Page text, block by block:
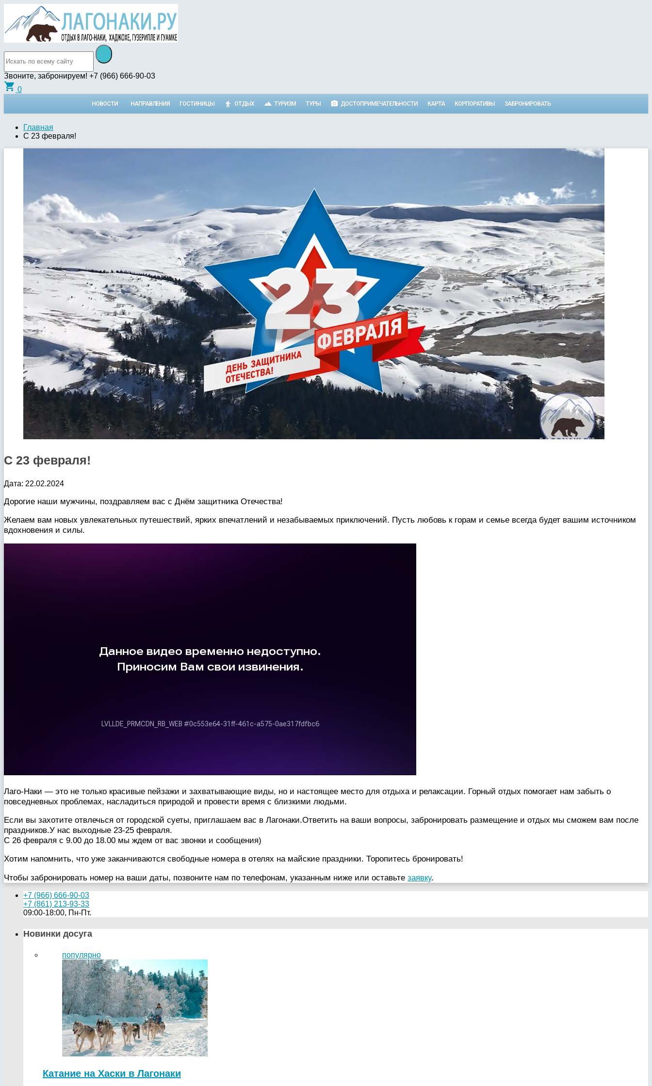
Звоните, забронируем! +7 (966) 666-90-03
shopping_cart 0
НОВОСТИ НАПРАВЛЕНИЯ ГОСТИНИЦЫ ОТДЫХ ТУРИЗМ ТУРЫ ДОСТОПРИМЕЧАТЕЛЬНОСТИ КАРТА КОРПОРАТИВЫ ЗАБРОНИРОВАТЬ
Главная
С 23 февраля!
С 23 февраля!
Дата: 22.02.2024
Дорогие наши мужчины, поздравляем вас с Днём защитника Отечества!
Желаем вам новых увлекательных путешествий, ярких впечатлений и незабываемых приключений. Пусть любовь к горам и семье всегда будет вашим источником
вдохновения и силы.
Лаго-Наки — это не только красивые пейзажи и захватывающие виды, но и настоящее место для отдыха и релаксации. Горный отдых помогает нам забыть о
повседневных проблемах, насладиться природой и провести время с близкими людьми.
Если вы захотите отвлечься от городской суеты, приглашаем вас в Лагонаки.Ответить на ваши вопросы, забронировать размещение и отдых мы сможем вам после
праздников.У нас выходные 23-25 февраля.
С 26 февраля с 9.00 до 18.00 мы ждем от вас звонки и сообщения)
Хотим напомнить, что уже заканчиваются свободные номера в отелях на майские праздники. Торопитесь бронировать!
Чтобы забронировать номер на ваши даты, позвоните нам по телефонам, указанным ниже или оставьте заявку.
+7 (966) 666-90-03
+7 (861) 213-93-33
09:00-18:00, Пн-Пт.
Новинки досуга
популярно
Катание на Хаски в Лагонаки